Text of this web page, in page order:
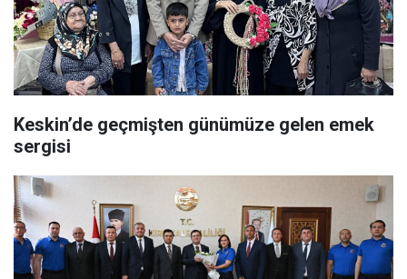
Keskin’de geçmişten günümüze gelen emek
sergisi